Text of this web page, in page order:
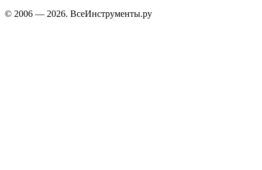
© 2006 — 2026. ВсеИнструменты.ру